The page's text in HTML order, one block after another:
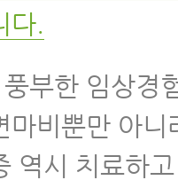
다.
부한 임상경
마비뿐만 아니
역시 치료하